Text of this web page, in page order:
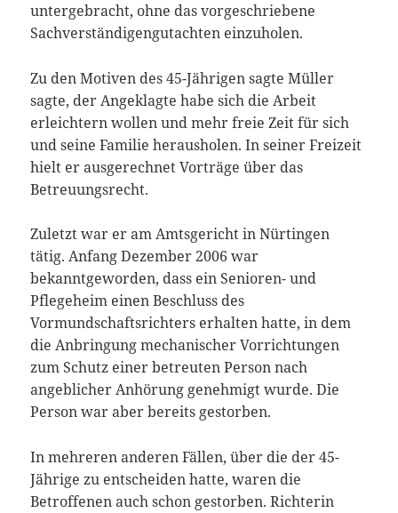
untergebracht, ohne das vorgeschriebene
Sachverständigengutachten einzuholen.
Zu den Motiven des 45-Jährigen sagte Müller
sagte, der Angeklagte habe sich die Arbeit
erleichtern wollen und mehr freie Zeit für sich
und seine Familie herausholen. In seiner Freizeit
hielt er ausgerechnet Vorträge über das
Betreuungsrecht.
Zuletzt war er am Amtsgericht in Nürtingen
tätig. Anfang Dezember 2006 war
bekanntgeworden, dass ein Senioren- und
Pflegeheim einen Beschluss des
Vormundschaftsrichters erhalten hatte, in dem
die Anbringung mechanischer Vorrichtungen
zum Schutz einer betreuten Person nach
angeblicher Anhörung genehmigt wurde. Die
Person war aber bereits gestorben.
In mehreren anderen Fällen, über die der 45-
Jährige zu entscheiden hatte, waren die
Betroffenen auch schon gestorben. Richterin